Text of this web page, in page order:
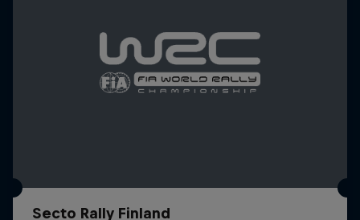
Secto Rally Finland